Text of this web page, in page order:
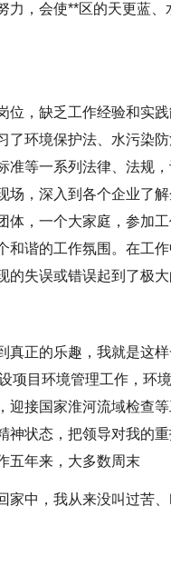
，会使**区的天更蓝、
，缺乏工作经验和实践
了环境保护法、水污染
准等一系列法律、法规
场，深入到各个企业了
体，一个大家庭，参加
和谐的工作氛围。在工
失误或错误起到了极
正的乐趣，我就是这样
项目环境管理工作，环
迎接国家淮河流域检查
神状态，把领导对我的
五年来，大多数周末
中，我从来没叫过苦、